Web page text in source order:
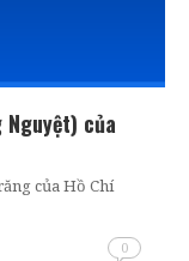
của
của Hồ Chí
0